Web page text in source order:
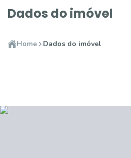
Dados do imóvel
Home Dados do imóvel